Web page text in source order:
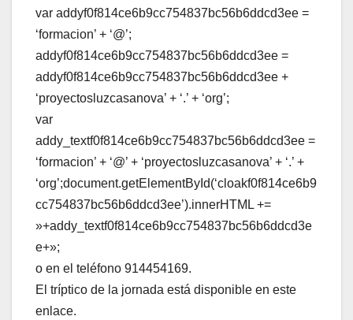
var addyf0f814ce6b9cc754837bc56b6ddcd3ee =
‘formacion’ + ‘@’;
addyf0f814ce6b9cc754837bc56b6ddcd3ee =
addyf0f814ce6b9cc754837bc56b6ddcd3ee +
‘proyectosluzcasanova’ + ‘.’ + ‘org’;
var
addy_textf0f814ce6b9cc754837bc56b6ddcd3ee =
‘formacion’ + ‘@’ + ‘proyectosluzcasanova’ + ‘.’ +
‘org’;document.getElementById(‘cloakf0f814ce6b9
cc754837bc56b6ddcd3ee’).innerHTML +=
»+addy_textf0f814ce6b9cc754837bc56b6ddcd3e
e+»;
o en el teléfono 914454169.
El tríptico de la jornada está disponible en este
enlace.